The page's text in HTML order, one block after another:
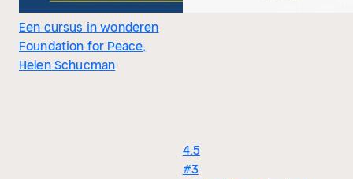
Een cursus in wonderen
Foundation for Peace,
Helen Schucman
4.5
#3